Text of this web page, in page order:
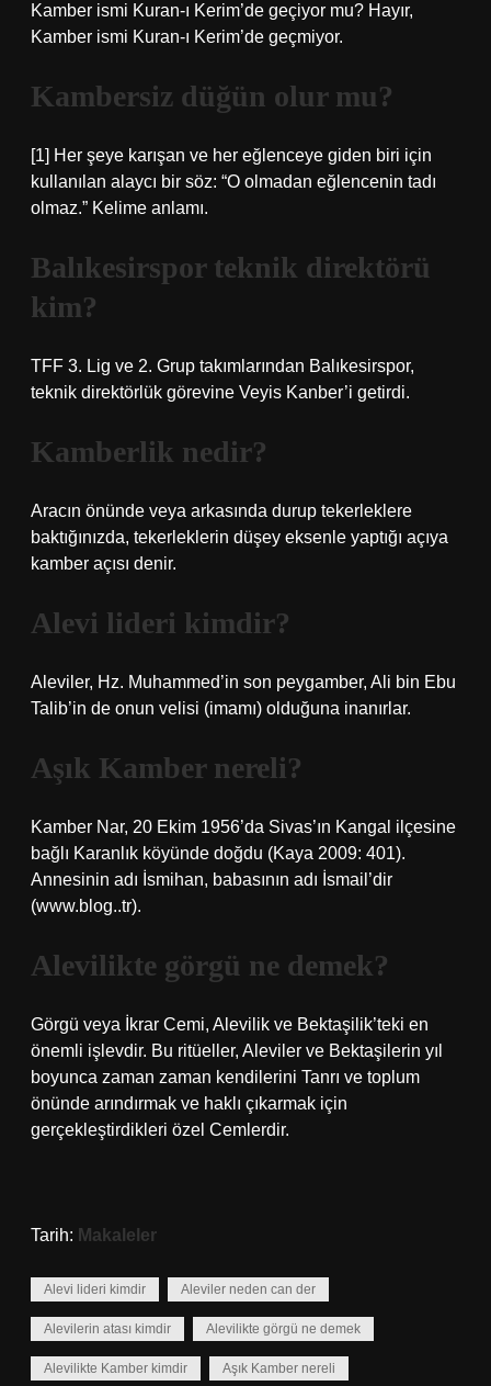
Kamber ismi Kuran-ı Kerim’de geçiyor mu? Hayır,
Kamber ismi Kuran-ı Kerim’de geçmiyor.
Kambersiz düğün olur mu?
[1] Her şeye karışan ve her eğlenceye giden biri için
kullanılan alaycı bir söz: “O olmadan eğlencenin tadı
olmaz.” Kelime anlamı.
Balıkesirspor teknik direktörü
kim?
TFF 3. Lig ve 2. Grup takımlarından Balıkesirspor,
teknik direktörlük görevine Veyis Kanber’i getirdi.
Kamberlik nedir?
Aracın önünde veya arkasında durup tekerleklere
baktığınızda, tekerleklerin düşey eksenle yaptığı açıya
kamber açısı denir.
Alevi lideri kimdir?
Aleviler, Hz. Muhammed’in son peygamber, Ali bin Ebu
Talib’in de onun velisi (imamı) olduğuna inanırlar.
Aşık Kamber nereli?
Kamber Nar, 20 Ekim 1956’da Sivas’ın Kangal ilçesine
bağlı Karanlık köyünde doğdu (Kaya 2009: 401).
Annesinin adı İsmihan, babasının adı İsmail’dir
(www.blog..tr).
Alevilikte görgü ne demek?
Görgü veya İkrar Cemi, Alevilik ve Bektaşilik’teki en
önemli işlevdir. Bu ritüeller, Aleviler ve Bektaşilerin yıl
boyunca zaman zaman kendilerini Tanrı ve toplum
önünde arındırmak ve haklı çıkarmak için
gerçekleştirdikleri özel Cemlerdir.
Tarih: Makaleler
Alevi lideri kimdir Aleviler neden can der
Alevilerin atası kimdir Alevilikte görgü ne demek
Alevilikte Kamber kimdir Aşık Kamber nereli